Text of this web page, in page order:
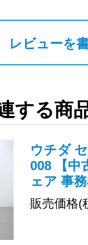
レビューを
する商
ウチダ
008 【中
ェア 事
販売価格(